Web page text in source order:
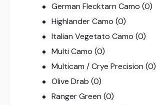
German Flecktarn Camo (0)
Highlander Camo (0)
Italian Vegetato Camo (0)
Multi Camo (0)
Multicam / Crye Precision (0)
Olive Drab (0)
Ranger Green (0)